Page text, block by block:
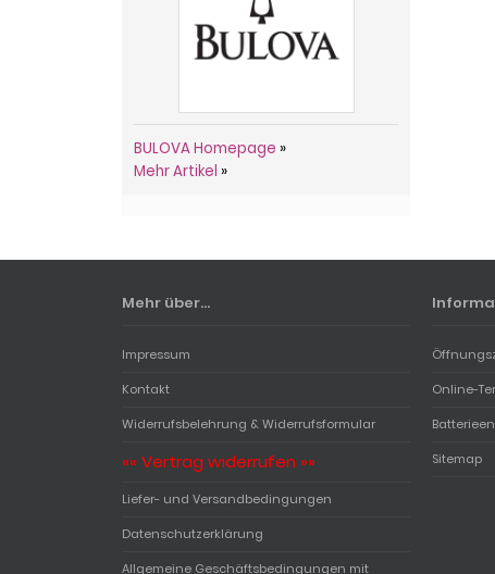
BULOVA Homepage »
Mehr Artikel »
Mehr über...
Impressum
Kontakt
Widerrufsbelehrung & Widerrufsformular
«« Vertrag widerrufen »»
Liefer- und Versandbedingungen
Datenschutzerklärung
Allgemeine Geschäftsbedingungen mit
Online-
Sitemap